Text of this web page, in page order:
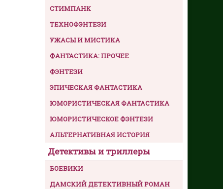
СТИМПАНК
ТЕХНОФЭНТЕЗИ
УЖАСЫ И МИСТИКА
ФАНТАСТИКА: ПРОЧЕЕ
ФЭНТЕЗИ
ЭПИЧЕСКАЯ ФАНТАСТИКА
ЮМОРИСТИЧЕСКАЯ ФАНТАСТИКА
ЮМОРИСТИЧЕСКОЕ ФЭНТЕЗИ
АЛЬТЕРНАТИВНАЯ ИСТОРИЯ
Детективы и триллеры
БОЕВИКИ
ДАМСКИЙ ДЕТЕКТИВНЫЙ РОМАН